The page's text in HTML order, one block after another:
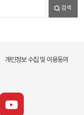
검색
개인정보 수집 및 이용동의